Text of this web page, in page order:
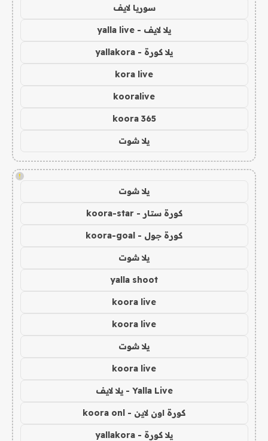
سوريا لايف
يلا لايف - yalla live
يلا كورة - yallakora
kora live
kooralive
koora 365
يلا شوت
!
يلا شوت
كورة ستار - koora-star
كورة جول - koora-goal
يلا شوت
yalla shoot
koora live
koora live
يلا شوت
koora live
Yalla Live - يلا لايف
كورة اون لاين - koora onl
يلا كورة - yallakora